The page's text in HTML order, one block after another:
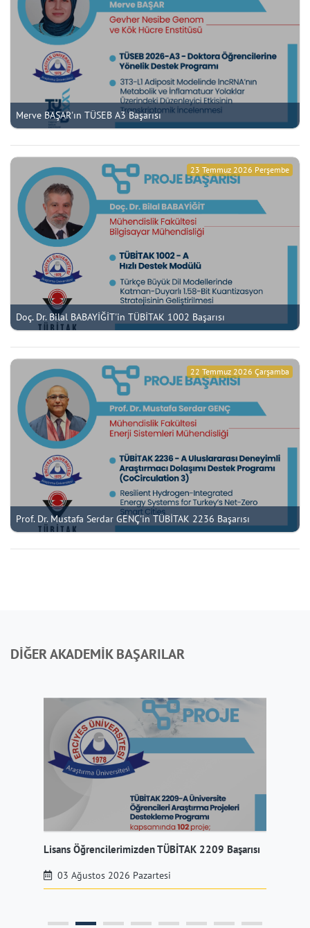
Merve BAŞAR'ın TÜSEB A3 Başarısı
Doç. Dr. Bilal BABAYİĞİT'in TÜBİTAK 1002 Başarısı
23 Temmuz 2026 Perşembe
Prof. Dr. Mustafa Serdar GENÇ'in TÜBİTAK 2236 Başarısı
22 Temmuz 2026 Çarşamba
DİĞER AKADEMİK BAŞARILAR
Lisans Öğrencilerimizden TÜBİTAK 2209 Başarısı
03 Ağustos 2026 Pazartesi